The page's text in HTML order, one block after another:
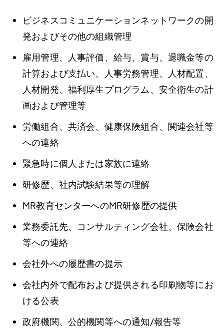
ビジネスコミュニケーションネットワークの開
発およびその他の組織管理
雇用管理、人事評価、給与、賞与、退職金等の
計算および支払い、人事労務管理、人材配置、
人材開発、福利厚生プログラム、安全衛生の計
画および管理等
労働組合、共済会、健康保険組合、関連会社等
への連絡
緊急時に個人または家族に連絡
研修歴、社内試験結果等の理解
MR教育センターへのMR研修歴の提供
業務委託先、コンサルティング会社、保険会社
等への連絡
会社外への履歴書の提示
会社内外で配布および提供される印刷物等にお
ける公表
政府機関、公的機関等への通知/報告等